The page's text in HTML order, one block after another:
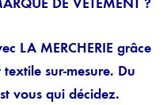
LA MERCHERIE grâce
sur-mesure. Du
vous qui décidez.